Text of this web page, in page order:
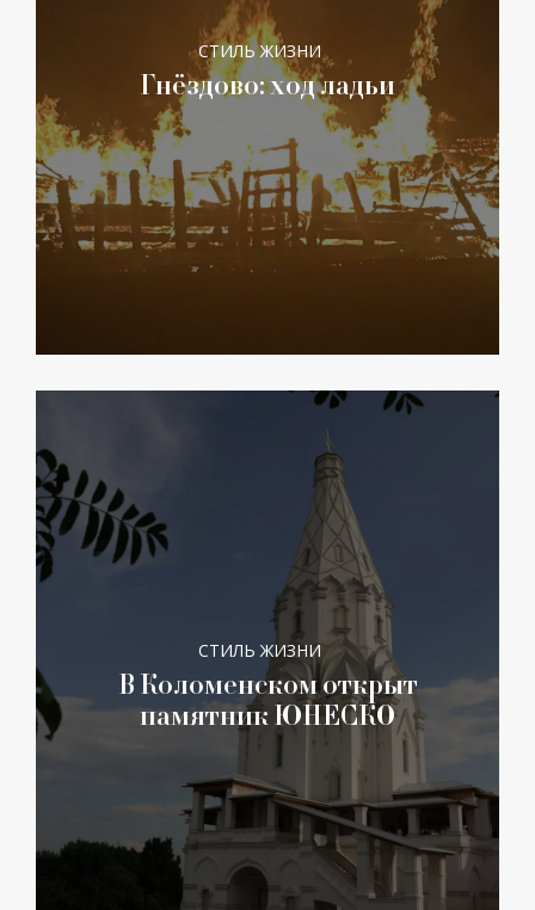
СТИЛЬ ЖИЗНИ
Гнёздово: ход ладьи
СТИЛЬ ЖИЗНИ
В Коломенском открыт
памятник ЮНЕСКО